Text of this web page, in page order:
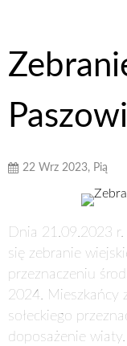
22 Wrz 2023, Pią
Dnia 21.09.2023
się zebranie
przeznaczeniu
2024. Mieszkańcy
sołeckiego
doposażenie wiaty.